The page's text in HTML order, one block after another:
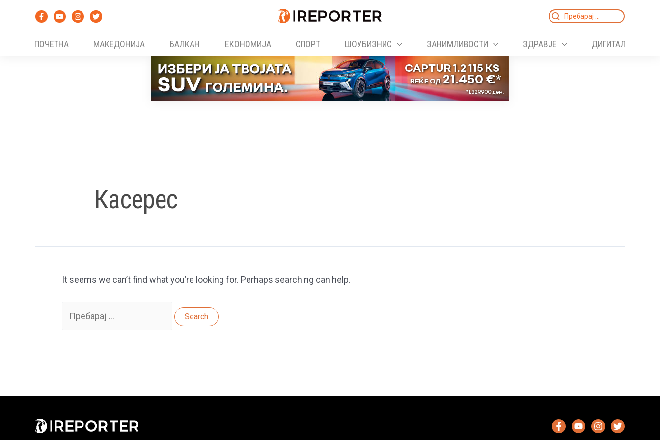
Search
ПОЧЕТНА
МАКЕДОНИЈА БАЛКАН ЕКОНОМИЈА СПОРТ ШОУБИЗНИС ЗАНИМЛИВОСТИ ЗДРАВЈЕ ДИГИТАЛ
Касерес
It seems we can’t find what you’re looking for. Perhaps searching can help.
for: